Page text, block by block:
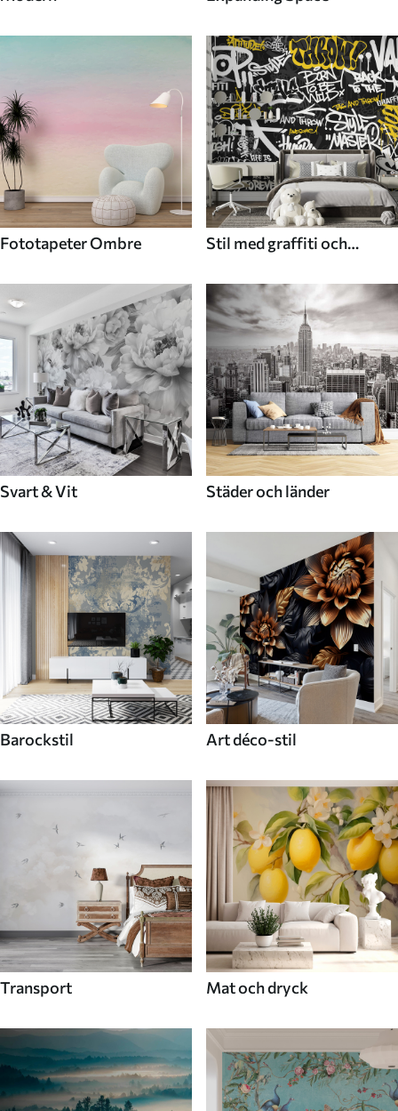
Fototapeter Ombre
Stil med graffiti och
Svart & Vit Städer och länder
Barockstil Art déco-stil
Transport Mat och dryck